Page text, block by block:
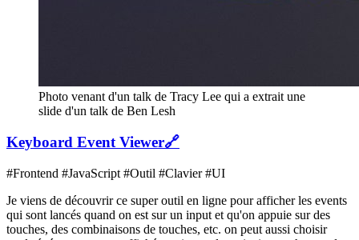
Photo venant d'un talk de Tracy Lee qui a extrait une
slide d'un talk de Ben Lesh
Keyboard Event Viewer🔗
#Frontend #JavaScript #Outil #Clavier #UI
Je viens de découvrir ce super outil en ligne pour afficher les events
qui sont lancés quand on est sur un input et qu'on appuie sur des
touches, des combinaisons de touches, etc. on peut aussi choisir